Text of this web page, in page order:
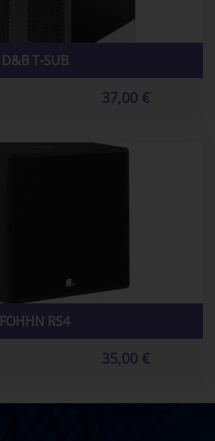
D&B T-SUB
37,00 €
FOHHN RS4
35,00 €